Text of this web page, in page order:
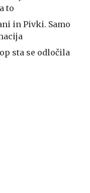
to
in Pivki. Samo
sta se odločila